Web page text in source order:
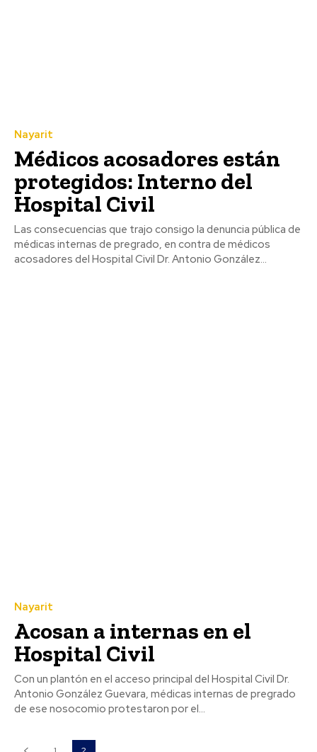
Nayarit
Médicos acosadores están
protegidos: Interno del
Hospital Civil
Las consecuencias que trajo consigo la denuncia pública de
médicas internas de pregrado, en contra de médicos
acosadores del Hospital Civil Dr. Antonio González...
Nayarit
Acosan a internas en el
Hospital Civil
Con un plantón en el acceso principal del Hospital Civil Dr.
Antonio González Guevara, médicas internas de pregrado
de ese nosocomio protestaron por el...